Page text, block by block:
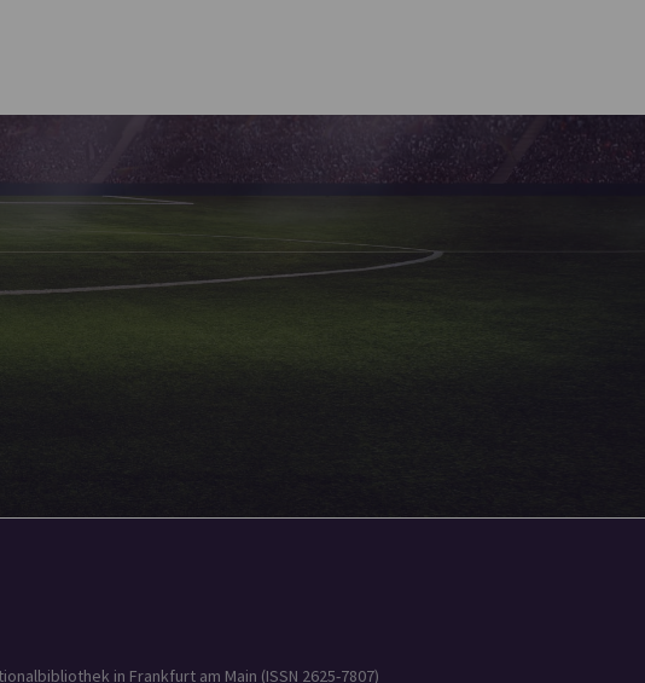
in Frankfurt am Main (ISSN 2625-7807)